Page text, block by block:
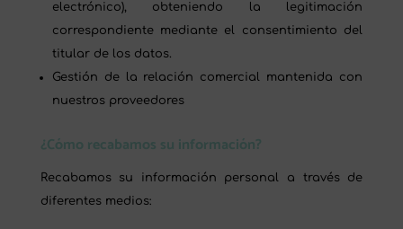
electrónico), obteniendo la legitimación
correspondiente mediante el consentimiento del
titular de los datos.
Gestión de la relación comercial mantenida con
nuestros proveedores
¿Cómo recabamos su información?
Recabamos su información personal a través de
diferentes medios: